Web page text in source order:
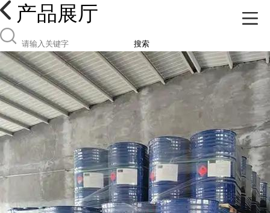
产品展厅
搜索